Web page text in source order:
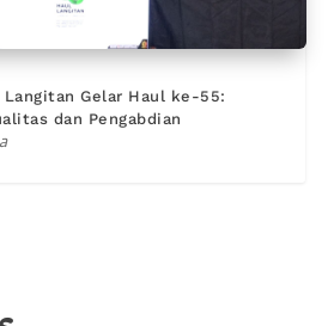
Gelar Haul ke-55:
dan Pengabdian